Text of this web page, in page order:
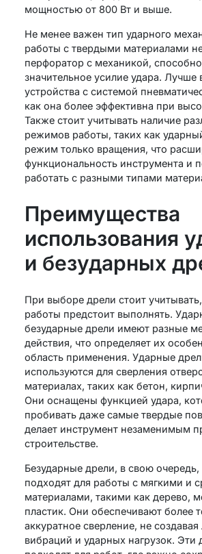
мощностью от 800 Вт и выше.
Не менее важен тип ударного
работы с твердыми материалами
перфоратор с механикой,
значительное усилие удара. Лучше
устройства с системой
как она более эффективна при
Также стоит учитывать наличие
режимов работы, таких как
режим только вращения, что
функциональность инструмента и
работать с разными типами
Преимущества
использования
и безударных
При выборе дрели стоит
работы предстоит выполнять.
безударные дрели имеют разные
действия, что определяет их
область применения. Ударные
используются для сверления
материалах, таких как бетон,
Они оснащены функцией удара,
пробивать даже самые твердые
делает инструмент незаменимым
строительстве.
Безударные дрели, в свою очередь,
подходят для работы с мягкими и
материалами, такими как дерево,
пластик. Они обеспечивают более
аккуратное сверление, не
вибраций и ударных нагрузок. Эти